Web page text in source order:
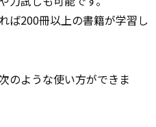
ば200冊以上の書籍が学習し
のような使い方ができま